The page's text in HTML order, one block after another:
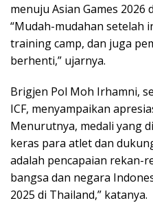
menuju Asian Games 2026
“Mudah-mudahan setelah
training camp, dan juga
berhenti,” ujarnya.
Brigjen Pol Moh Irhamni,
ICF, menyampaikan
Menurutnya, medali yang
keras para atlet dan
adalah pencapaian rekan-
bangsa dan negara
2025 di Thailand,” katanya.